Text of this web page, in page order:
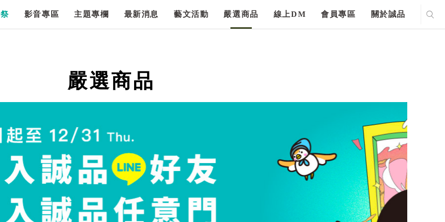
影音專區 主題專欄 最新消息 藝文活動 嚴選商品 線上DM 會員專區 關於誠品
嚴選商品